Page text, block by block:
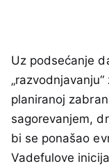
Uz podsećanje
planiranoj
sagorevanjem,
bi se ponašao
Vadefulove